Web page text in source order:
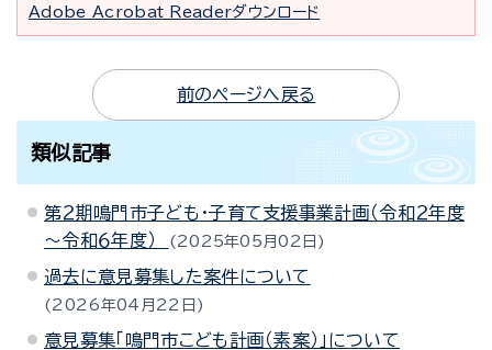
Adobe Acrobat Readerダウンロード
前のページへ戻る
類似記事
第２期鳴門市子ども・子育て支援事業計画（令和２年度
～令和６年度）
2025年05月02日
過去に意見募集した案件について
2026年04月22日
意見募集「鳴門市こども計画（素案）」について